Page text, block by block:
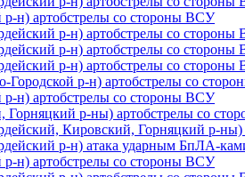
р-н) артобстрелы со стороны ВСУ
р-н) артобстрелы со
р-н) артобстрелы со
р-н) артобстрелы со
Городской р-н) артобстрелы со
р-н) артобстрелы со стороны ВСУ
Горняцкий р-ны) артобстрелы со
Кировский, Горняцкий р-
р-н) атака ударным БпЛА-
р-н) артобстрелы со стороны ВСУ